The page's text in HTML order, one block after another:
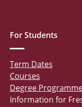
For Students
Term Dates
Courses
Degree
Information for